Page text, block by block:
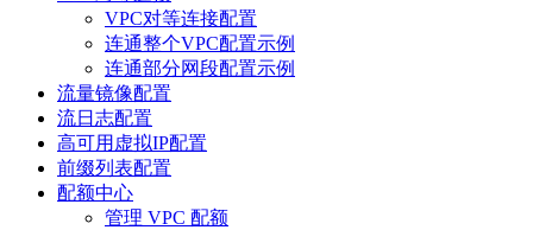
VPC对等连接配置
连通整个VPC配置示例
连通部分网段配置示例
流量镜像配置
流日志配置
高可用虚拟IP配置
前缀列表配置
配额中心
管理 VPC 配额